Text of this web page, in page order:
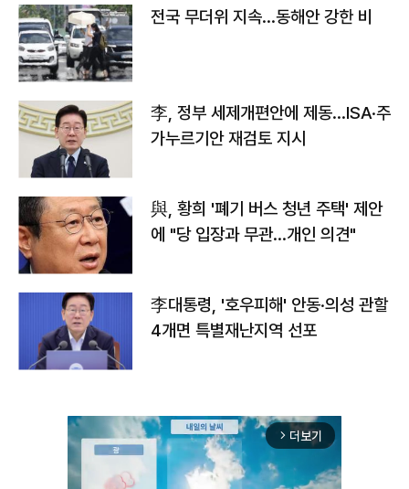
전국 무더위 지속…동해안 강한 비
李, 정부 세제개편안에 제동…ISA·주
가누르기안 재검토 지시
與, 황희 '폐기 버스 청년 주택' 제안
에 "당 입장과 무관…개인 의견"
李대통령, '호우피해' 안동·의성 관할
4개면 특별재난지역 선포
arrow_forward_ios 더보기